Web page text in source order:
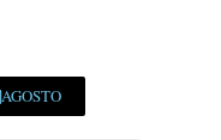
AGOSTO